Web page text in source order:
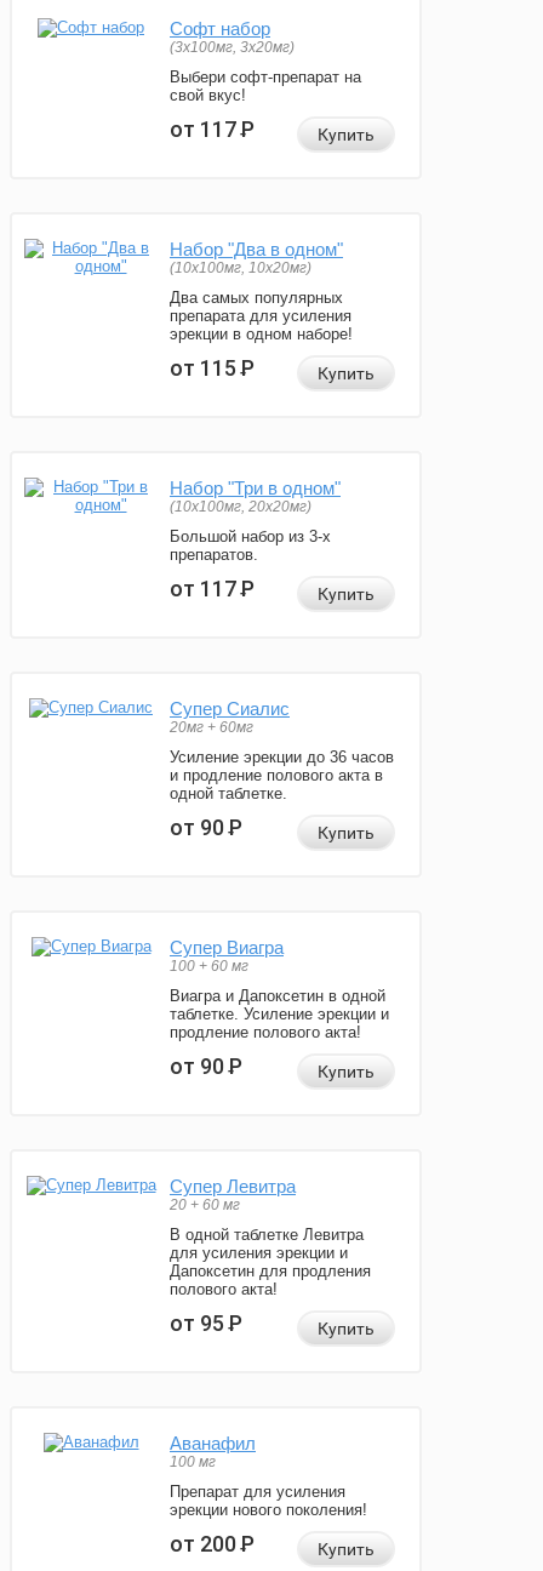
Софт набор
(3x100мг, 3x20мг)
Выбери софт-препарат на
свой вкус!
от 117Р Купить
Набор "Два в одном"
(10x100мг, 10x20мг)
Два самых популярных
препарата для усиления
эрекции в одном наборе!
от 115Р Купить
Набор "Три в одном"
(10x100мг, 20x20мг)
Большой набор из 3-х
препаратов.
от 117Р Купить
Супер Сиалис
20мг + 60мг
Усиление эрекции до 36 часов
и продление полового акта в
одной таблетке.
от 90Р Купить
Супер Виагра
100 + 60 мг
Виагра и Дапоксетин в одной
таблетке. Усиление эрекции и
продление полового акта!
от 90Р Купить
Супер Левитра
20 + 60 мг
В одной таблетке Левитра
для усиления эрекции и
Дапоксетин для продления
полового акта!
от 95Р Купить
Аванафил
100 мг
Препарат для усиления
эрекции нового поколения!
от 200Р Купить